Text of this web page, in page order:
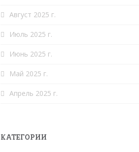
Август 2025 г.
Июль 2025 г.
Июнь 2025 г.
Май 2025 г.
Апрель 2025 г.
КАТЕГОРИИ